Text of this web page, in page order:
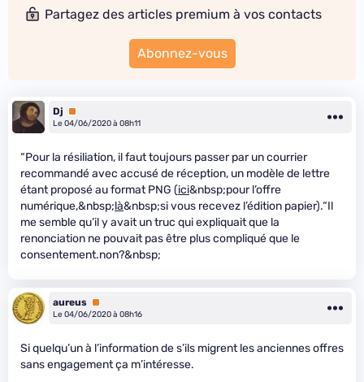
Partagez des articles premium à vos contacts
Abonnez-vous
Dj
Premium
Le 04/06/2020 à 08h11
“Pour la résiliation, il faut toujours passer par un courrier
recommandé avec accusé de réception, un modèle de lettre
étant proposé au format PNG (ici&nbsp;pour l’offre
numérique,&nbsp;là&nbsp;si vous recevez l’édition papier).“Il
me semble qu’il y avait un truc qui expliquait que la
renonciation ne pouvait pas être plus compliqué que le
consentement.non?&nbsp;
aureus Premium
Le 04/06/2020 à 08h16
Si quelqu’un à l’information de s’ils migrent les anciennes offres
sans engagement ça m’intéresse.